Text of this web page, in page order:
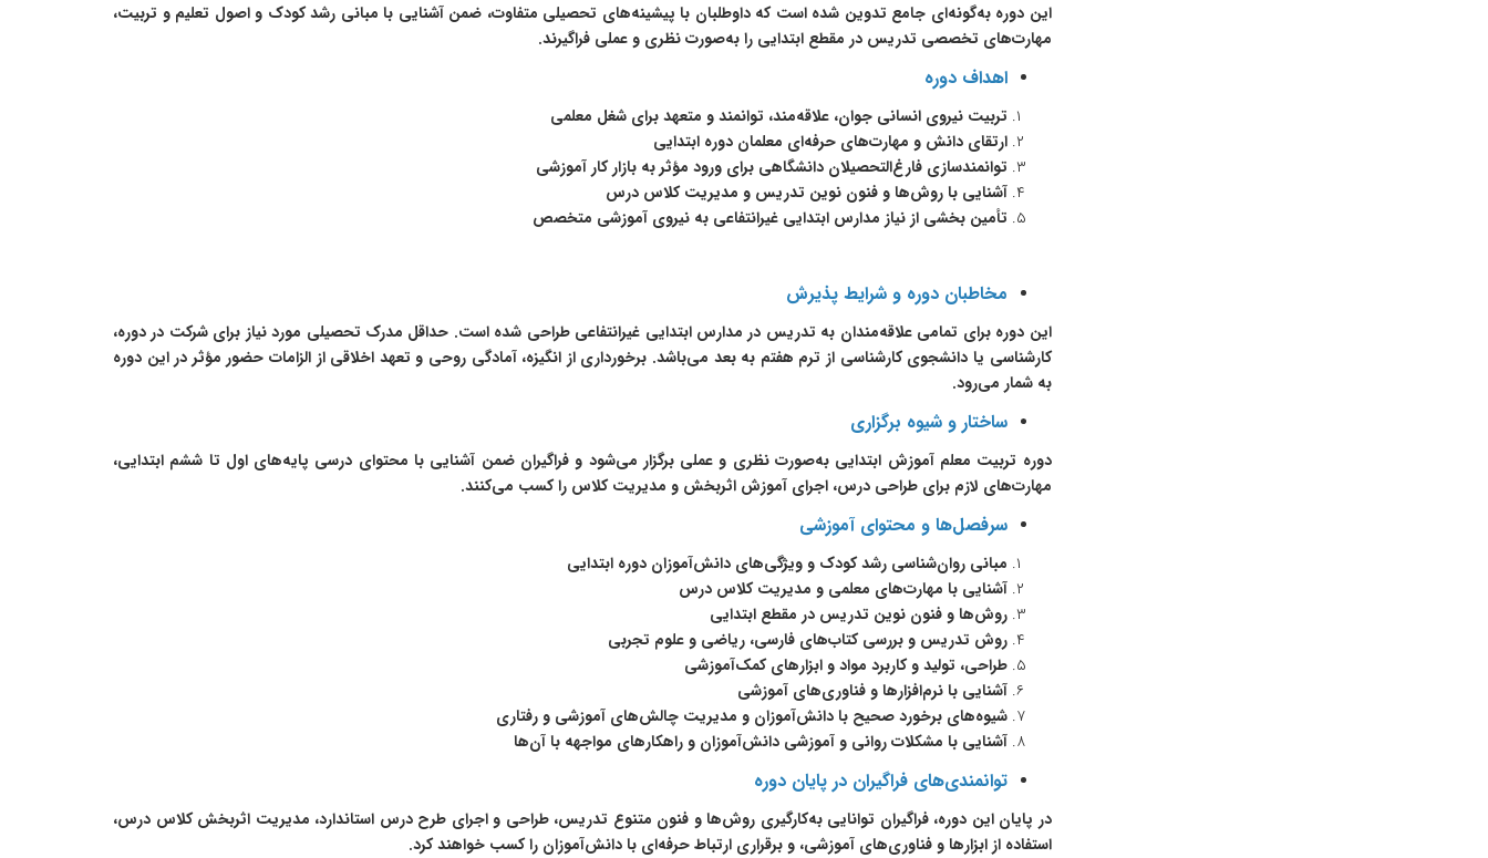
این دوره به‌گونه‌ای جامع تدوین شده است که داوطلبان با پیشینه‌های تحصیلی متفاوت، ضمن آشنایی با مبانی رشد کودک و اصول تعلیم و تربیت،
مهارت‌های تخصصی تدریس در مقطع ابتدایی را به‌صورت نظری و عملی فراگیرند.
اهداف دوره
تربیت نیروی انسانی جوان، علاقه‌مند، توانمند و متعهد برای شغل معلمی
ارتقای دانش و مهارت‌های حرفه‌ای معلمان دوره ابتدایی
توانمندسازی فارغ‌التحصیلان دانشگاهی برای ورود مؤثر به بازار کار آموزشی
آشنایی با روش‌ها و فنون نوین تدریس و مدیریت کلاس درس
تأمین بخشی از نیاز مدارس ابتدایی غیرانتفاعی به نیروی آموزشی متخصص
مخاطبان دوره و شرایط پذیرش
این دوره برای تمامی علاقه‌مندان به تدریس در مدارس ابتدایی غیرانتفاعی طراحی شده است. حداقل مدرک تحصیلی مورد نیاز برای شرکت در دوره،
کارشناسی یا دانشجوی کارشناسی از ترم هفتم به بعد می‌باشد. برخورداری از انگیزه، آمادگی روحی و تعهد اخلاقی از الزامات حضور مؤثر در این دوره
به شمار می‌رود.
ساختار و شیوه برگزاری
دوره تربیت معلم آموزش ابتدایی به‌صورت نظری و عملی برگزار می‌شود و فراگیران ضمن آشنایی با محتوای درسی پایه‌های اول تا ششم ابتدایی،
مهارت‌های لازم برای طراحی درس، اجرای آموزش اثربخش و مدیریت کلاس را کسب می‌کنند.
سرفصل‌ها و محتوای آموزشی
مبانی روان‌شناسی رشد کودک و ویژگی‌های دانش‌آموزان دوره ابتدایی
آشنایی با مهارت‌های معلمی و مدیریت کلاس درس
روش‌ها و فنون نوین تدریس در مقطع ابتدایی
روش تدریس و بررسی کتاب‌های فارسی، ریاضی و علوم تجربی
طراحی، تولید و کاربرد مواد و ابزارهای کمک‌آموزشی
آشنایی با نرم‌افزارها و فناوری‌های آموزشی
شیوه‌های برخورد صحیح با دانش‌آموزان و مدیریت چالش‌های آموزشی و رفتاری
آشنایی با مشکلات روانی و آموزشی دانش‌آموزان و راهکارهای مواجهه با آن‌ها
توانمندی‌های فراگیران در پایان دوره
در پایان این دوره، فراگیران توانایی به‌کارگیری روش‌ها و فنون متنوع تدریس، طراحی و اجرای طرح درس استاندارد، مدیریت اثربخش کلاس درس،
استفاده از ابزارها و فناوری‌های آموزشی، و برقراری ارتباط حرفه‌ای با دانش‌آموزان را کسب خواهند کرد.